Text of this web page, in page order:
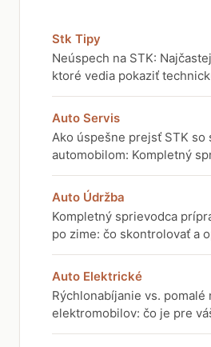
Stk Tipy
Neúspech na STK:
ktoré vedia pokaziť
Auto Servis
Ako úspešne prejsť STK so
automobilom: Kompletný
Auto Údržba
Kompletný sprievodca
po zime: čo skontrolovať a
Auto Elektrické
Rýchlonabíjanie vs. pomalé
elektromobilov: čo je pre